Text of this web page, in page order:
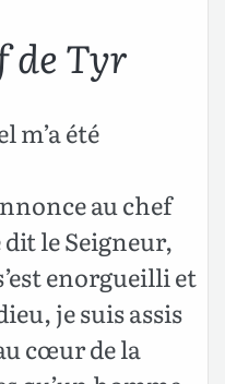
de Tyr
m’a été
au chef
dit le Seigneur,
enorgueilli et
je suis assis
cœur de la